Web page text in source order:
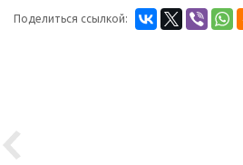
Поделиться ссылкой:
Previous